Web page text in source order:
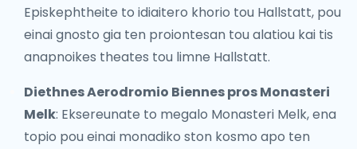
Episkephtheite to idiaitero khorio tou Hallstatt, pou
einai gnosto gia ten proiontesan tou alatiou kai tis
anapnoikes theates tou limne Hallstatt.
Diethnes Aerodromio Biennes pros Monasteri
Melk: Eksereunate to megalo Monasteri Melk, ena
topio pou einai monadiko ston kosmo apo ten